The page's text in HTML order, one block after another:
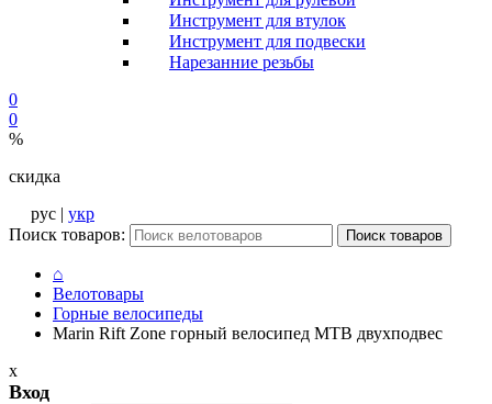
Инструмент для втулок
Инструмент для подвески
Нарезанние резьбы
0
0
%
скидка
рус | укр
Поиск товаров:
Поиск товаров
⌂
Велотовары
Горные велосипеды
Marin Rift Zone горный велосипед MTB двухподвес
x
Вход